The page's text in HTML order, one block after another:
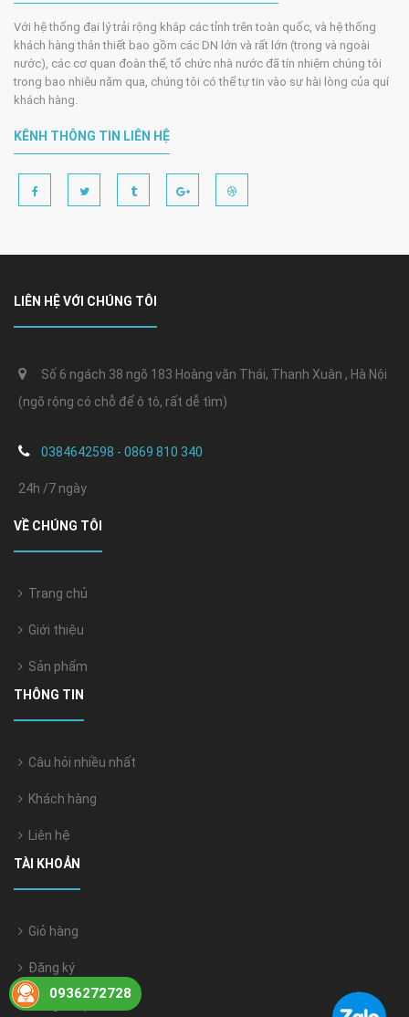
Với hệ thống đại lý trải rộng khắp các tỉnh trên toàn quốc, và hệ thống
khách hàng thân thiết bao gồm các DN lớn và rất lớn (trong và ngoài
nước), các cơ quan đoàn thể, tổ chức nhà nước đã tín nhiệm chúng tôi
trong bao nhiêu năm qua, chúng tôi có thể tự tin vào sự hài lòng của quí
khách hàng.
KÊNH THÔNG TIN LIÊN HỆ
LIÊN HỆ VỚI CHÚNG TÔI
Số 6 ngách 38 ngõ 183 Hoàng văn Thái, Thanh Xuân , Hà Nội
(ngõ rộng có chỗ để ô tô, rất dễ tìm)
0384642598 - 0869 810 340
24h /7 ngày
VỀ CHÚNG TÔI
Trang chủ
Giới thiệu
Sản phẩm
THÔNG TIN
Câu hỏi nhiều nhất
Khách hàng
Liên hệ
TÀI KHOẢN
Giỏ hàng
Đăng ký
Đăng nhập
0936272728